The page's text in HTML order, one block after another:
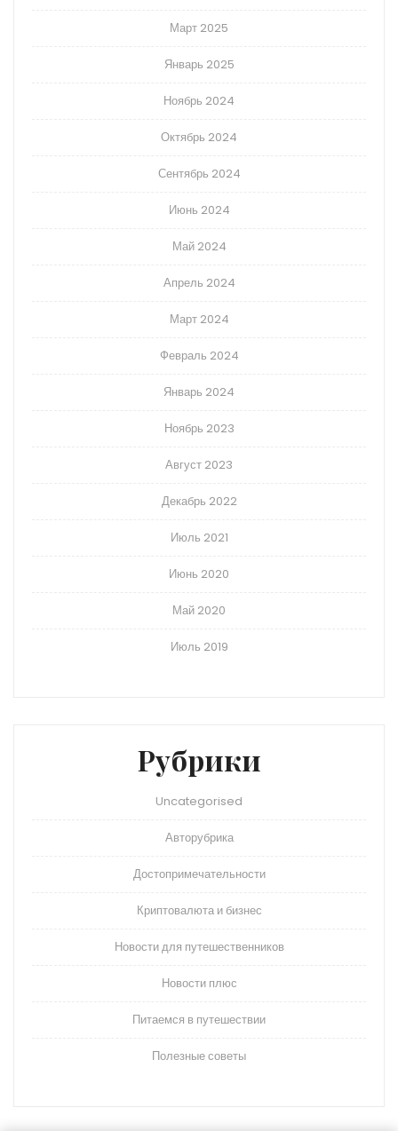
Март 2025
Январь 2025
Ноябрь 2024
Октябрь 2024
Сентябрь 2024
Июнь 2024
Май 2024
Апрель 2024
Март 2024
Февраль 2024
Январь 2024
Ноябрь 2023
Август 2023
Декабрь 2022
Июль 2021
Июнь 2020
Май 2020
Июль 2019
Рубрики
Uncategorised
Авторубрика
Достопримечательности
Криптовалюта и бизнес
Новости для путешественников
Новости плюс
Питаемся в путешествии
Полезные советы